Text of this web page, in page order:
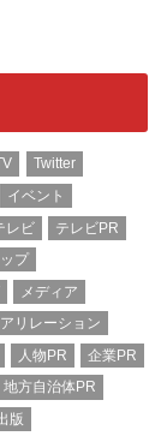
Twitter
イベント
レビ
テレビPR
プ
メディア
リレーション
人物PR
企業PR
地方自治体PR
版